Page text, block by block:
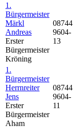
1.
Bürgermeister
Märkl
Andreas
Erster
Bürgermeister
Kröning
08744
9604-
13
1.
Bürgermeister
Herrnreiter
Jens
Erster
Bürgermeister
Aham
08744
9604-
11